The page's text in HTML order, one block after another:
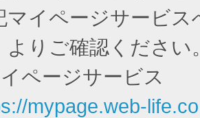
マイページサービ
りご確認ください
ページサービス
mypage.web-